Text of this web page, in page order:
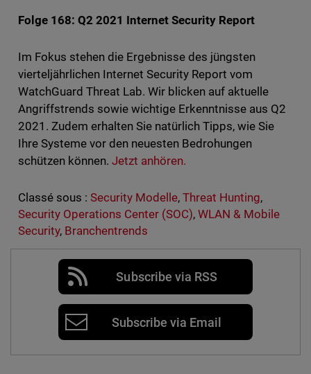
Folge 168: Q2 2021 Internet Security Report
Im Fokus stehen die Ergebnisse des jüngsten
vierteljährlichen Internet Security Report vom
WatchGuard Threat Lab. Wir blicken auf aktuelle
Angriffstrends sowie wichtige Erkenntnisse aus Q2
2021. Zudem erhalten Sie natürlich Tipps, wie Sie
Ihre Systeme vor den neuesten Bedrohungen
schützen können. Jetzt anhören.
Classé sous : Security Modelle,Threat Hunting,
Security Operations Center (SOC),WLAN & Mobile
Security, Branchentrends
Subscribe via RSS
Subscribe via Email